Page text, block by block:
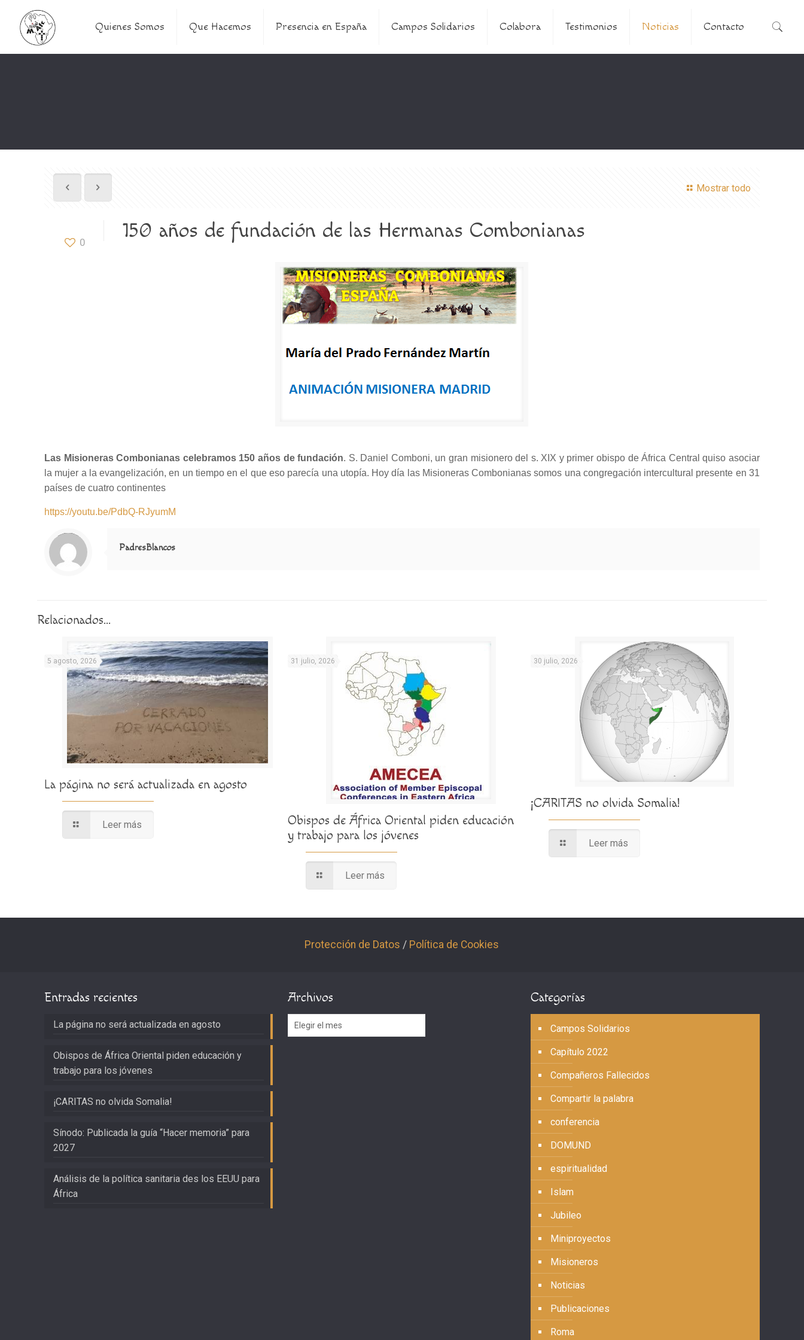
Quienes Somos Que Hacemos Presencia en España Campos Solidarios Colabora Testimonios Noticias Contacto
Mostrar todo
0 150 años de fundación de las Hermanas Combonianas
Las Misioneras Combonianas celebramos 150 años de fundación. S. Daniel Comboni, un gran misionero del s. XIX y primer obispo de África Central quiso asociar
la mujer a la evangelización, en un tiempo en el que eso parecía una utopía. Hoy día las Misioneras Combonianas somos una congregación intercultural presente en 31
países de cuatro continentes
https://youtu.be/PdbQ-RJyumM
Notice
: Trying to access array offset on value of type null in
/home/misioner/public_html/padresblancos/themes/betheme/includes/content-single.php
on line
286
PadresBlancos
Relacionados...
5 agosto, 2026
La página no será actualizada en agosto
Leer más
31 julio, 2026
Obispos de África Oriental piden educación
y trabajo para los jóvenes
Leer más
30 julio, 2026
¡CARITAS no olvida Somalia!
Leer más
Protección de Datos / Política de Cookies
Entradas recientes
La página no será actualizada en agosto
Obispos de África Oriental piden educación y
trabajo para los jóvenes
¡CARITAS no olvida Somalia!
Sínodo: Publicada la guía “Hacer memoria” para
2027
Análisis de la política sanitaria des los EEUU para
África
Archivos
Archivos
Categorías
Campos Solidarios
Capítulo 2022
Compañeros Fallecidos
Compartir la palabra
conferencia
DOMUND
espiritualidad
Islam
Jubileo
Miniproyectos
Misioneros
Noticias
Publicaciones
Roma